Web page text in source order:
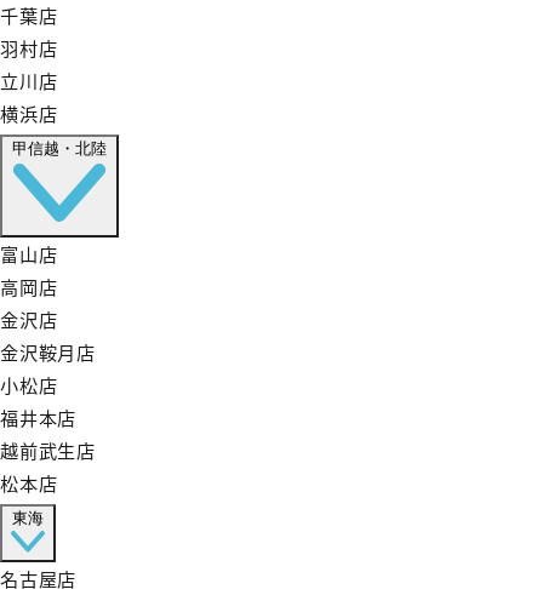
千葉店
羽村店
立川店
横浜店
甲信越・北陸
富山店
高岡店
金沢店
金沢鞍月店
小松店
福井本店
越前武生店
松本店
東海
名古屋店